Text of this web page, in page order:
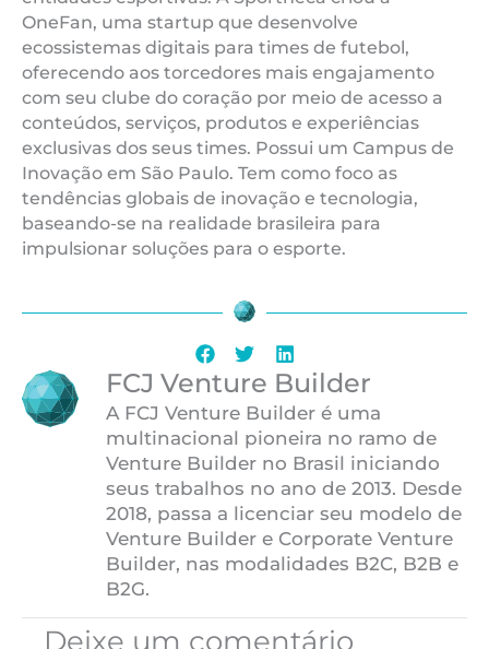
OneFan, uma startup que desenvolve
ecossistemas digitais para times de futebol,
oferecendo aos torcedores mais engajamento
com seu clube do coração por meio de acesso a
conteúdos, serviços, produtos e experiências
exclusivas dos seus times. Possui um Campus de
Inovação em São Paulo. Tem como foco as
tendências globais de inovação e tecnologia,
baseando-se na realidade brasileira para
impulsionar soluções para o esporte.
FCJ Venture Builder
A FCJ Venture Builder é uma
multinacional pioneira no ramo de
Venture Builder no Brasil iniciando
seus trabalhos no ano de 2013. Desde
2018, passa a licenciar seu modelo de
Venture Builder e Corporate Venture
Builder, nas modalidades B2C, B2B e
B2G.
Deixe um comentário